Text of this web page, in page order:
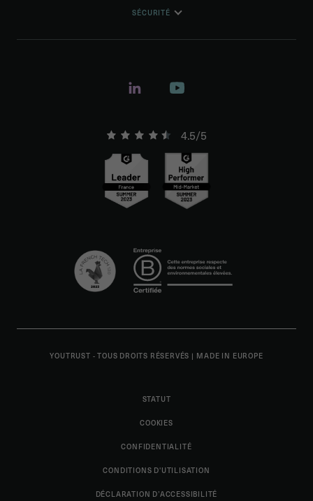
SÉCURITÉ
4.5/5
YOUTRUST - TOUS DROITS RÉSERVÉS | MADE IN EUROPE
STATUT
COOKIES
CONFIDENTIALITÉ
CONDITIONS D'UTILISATION
DÉCLARATION D’ACCESSIBILITÉ